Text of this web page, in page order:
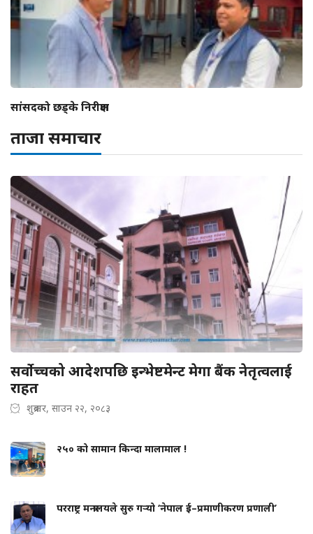
सांसदको छड्के निरीक्षण
ताजा समाचार
सर्वोच्चको आदेशपछि इन्भेष्टमेन्ट मेगा बैंक नेतृत्वलाई
राहत
शुक्रबार, साउन २२, २०८३
२५० को सामान किन्दा मालामाल !
परराष्ट्र मन्त्रालयले सुरु गर्‍यो ‘नेपाल ई–प्रमाणीकरण प्रणाली’